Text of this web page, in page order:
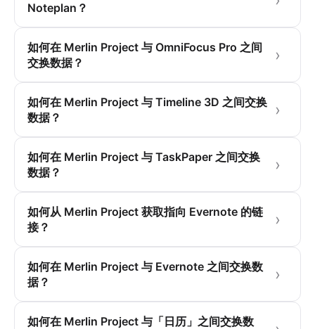
Noteplan？
如何在 Merlin Project 与 OmniFocus Pro 之间
交换数据？
如何在 Merlin Project 与 Timeline 3D 之间交换
数据？
如何在 Merlin Project 与 TaskPaper 之间交换
数据？
如何从 Merlin Project 获取指向 Evernote 的链
接？
如何在 Merlin Project 与 Evernote 之间交换数
据？
如何在 Merlin Project 与「日历」之间交换数